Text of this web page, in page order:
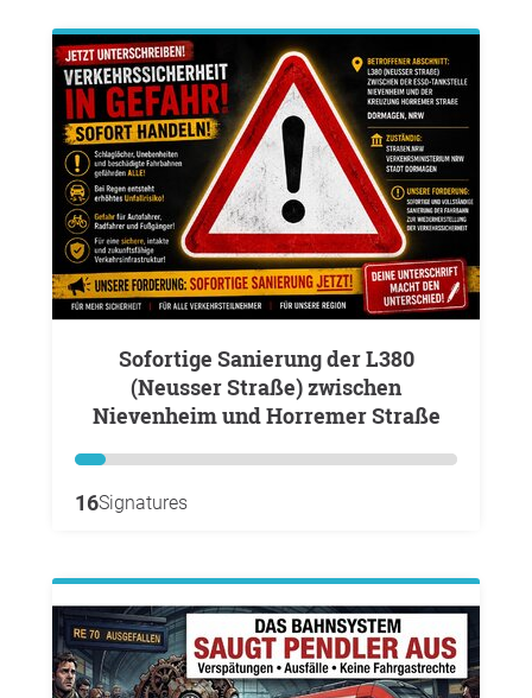
Sofortige Sanierung der L380
(Neusser Straße) zwischen
Nievenheim und Horremer Straße
16Signatures